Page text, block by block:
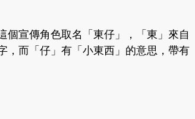
個宣傳角色取名「東仔」，「東」來自
，而「仔」有「小東西」的意思，帶有